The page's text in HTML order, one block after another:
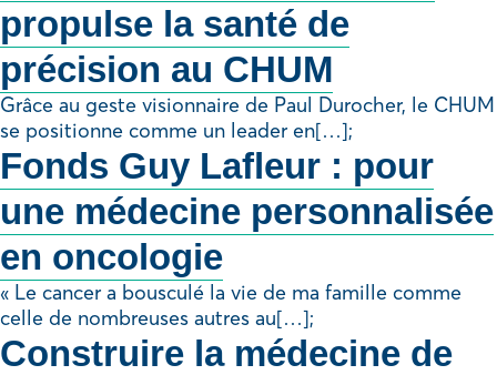
propulse la santé de
précision au CHUM
Grâce au geste visionnaire de Paul Durocher, le CHUM
se positionne comme un leader en[…];
Fonds Guy Lafleur : pour
une médecine personnalisée
en oncologie
« Le cancer a bousculé la vie de ma famille comme
celle de nombreuses autres au[…];
Construire la médecine de